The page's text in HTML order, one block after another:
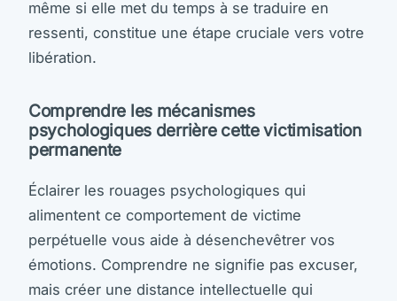
même si elle met du temps à se traduire en
ressenti, constitue une étape cruciale vers votre
libération.
Comprendre les mécanismes
psychologiques derrière cette victimisation
permanente
Éclairer les rouages psychologiques qui
alimentent ce comportement de victime
perpétuelle vous aide à désenchevêtrer vos
émotions. Comprendre ne signifie pas excuser,
mais créer une distance intellectuelle qui